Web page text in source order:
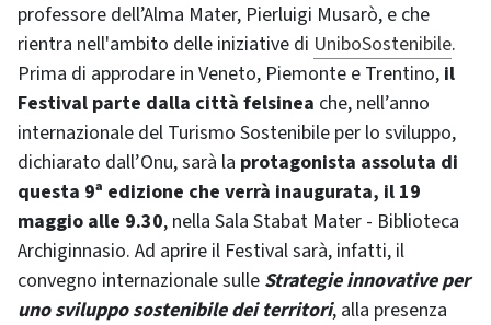
professore dell’Alma Mater, Pierluigi Musarò, e che
rientra nell'ambito delle iniziative di UniboSostenibile.
Prima di approdare in Veneto, Piemonte e Trentino, il
Festival parte dalla città felsinea che, nell’anno
internazionale del Turismo Sostenibile per lo sviluppo,
dichiarato dall’Onu, sarà la protagonista assoluta di
questa 9ª edizione che verrà inaugurata, il 19
maggio alle 9.30, nella Sala Stabat Mater - Biblioteca
Archiginnasio. Ad aprire il Festival sarà, infatti, il
convegno internazionale sulle Strategie innovative per
uno sviluppo sostenibile dei territori, alla presenza